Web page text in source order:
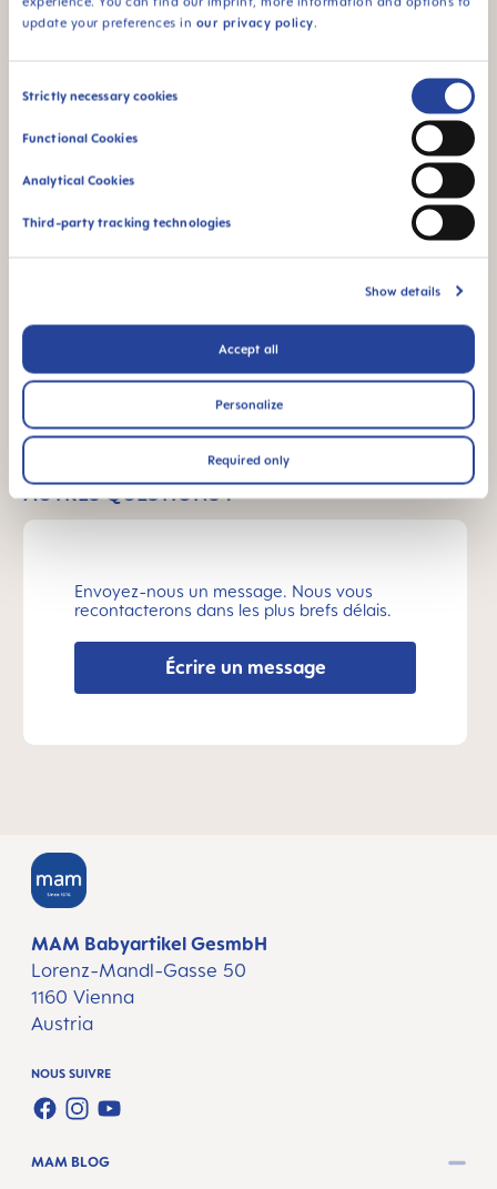
update your preferences in our privacy policy.
Consent
Strictly necessary cookies
Functional Cookies
Analytical Cookies
Third-party tracking technologies
Show details
Accept all
Personalize
Required only
FAQ
maternel?
MODE D'EMPLOI
Manual MAM Storage Solution
Size: 0.06 MB
AUTRES QUESTIONS ?
Envoyez-nous un message. Nous vous
recontacterons dans les plus brefs délais.
Écrire un message
MAM Babyartikel GesmbH
Lorenz-Mandl-Gasse 50
1160 Vienna
Austria
NOUS SUIVRE
FACEBOOK
INSTAGRAM
YOUTUBE
MAM BLOG